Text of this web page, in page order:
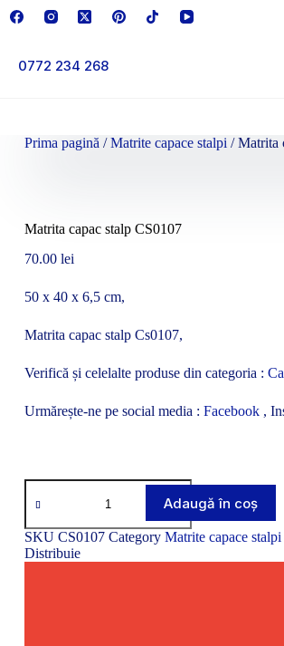
Sari
0772 234 268
Prima pagină /Matrite capace stalpi / Matrita
Matrita capac stalp CS0107
70.00 lei
50 x 40 x 6,5 cm,
Matrita capac stalp Cs0107,
Verifică și celelalte produse din categoria :
Urmărește-ne pe social media : Facebook ,
Cantitate
Matrita
stalp
CS0107
Adaugă în coș
SKU CS0107 Category Matrite capace stalpi
Distribuie